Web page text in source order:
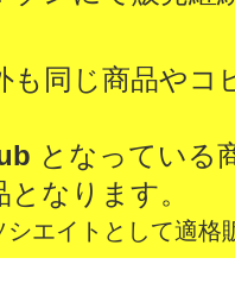
も同じ商品やコ
となっている
なります。
エイトとして適格